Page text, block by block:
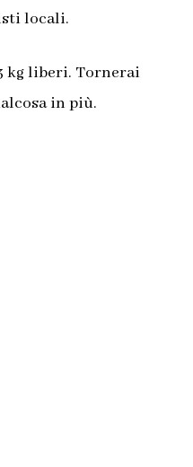
locali.
kg liberi. Tornerai
in più.